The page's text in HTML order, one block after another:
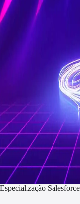
Especialização Salesforce